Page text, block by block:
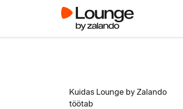
Kuidas Lounge by Zalando
töötab